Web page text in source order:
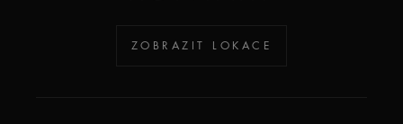
ZOBRAZIT LOKACE